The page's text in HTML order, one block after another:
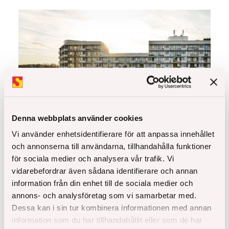
Denna webbplats använder cookies
Vi använder enhetsidentifierare för att anpassa innehållet
och annonserna till användarna, tillhandahålla funktioner
för sociala medier och analysera vår trafik. Vi
vidarebefordrar även sådana identifierare och annan
information från din enhet till de sociala medier och
annons- och analysföretag som vi samarbetar med.
Dessa kan i sin tur kombinera informationen med annan
information som du har tillhandahållit eller som de har
Åke Sundvall säljer återstående del av Atlaskvarteret
i Barkarbystaden till Art-Invest Real Estate
Läs hela